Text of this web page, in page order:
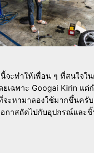
จะทำให้เพื่อน ๆ ที่สนใจใน
ยเฉพาะ Googai Kirin แต่ก
จะหามาลองใช้มากขึ้นครั
อกาสถัดไปกับอุปกรณ์และ